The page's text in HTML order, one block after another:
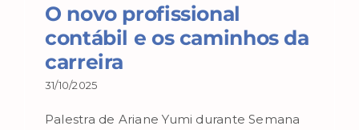
O novo profissional
contábil e os caminhos da
carreira
31/10/2025
Palestra de Ariane Yumi durante Semana